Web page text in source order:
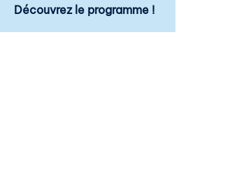
Découvrez le programme !